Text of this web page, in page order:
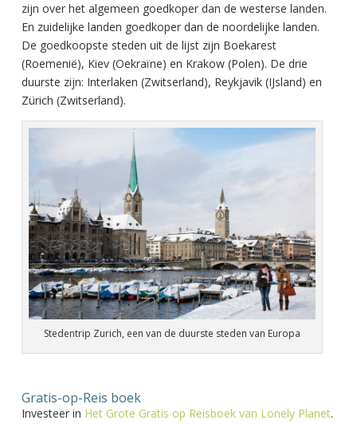
zijn over het algemeen goedkoper dan de westerse landen.
En zuidelijke landen goedkoper dan de noordelijke landen.
De goedkoopste steden uit de lijst zijn Boekarest
(Roemenië), Kiev (Oekraïne) en Krakow (Polen). De drie
duurste zijn: Interlaken (Zwitserland), Reykjavik (IJsland) en
Zürich (Zwitserland).
Stedentrip Zurich, een van de duurste steden van Europa
Gratis-op-Reis boek
Investeer in Het Grote Gratis op Reisboek van Lonely Planet.